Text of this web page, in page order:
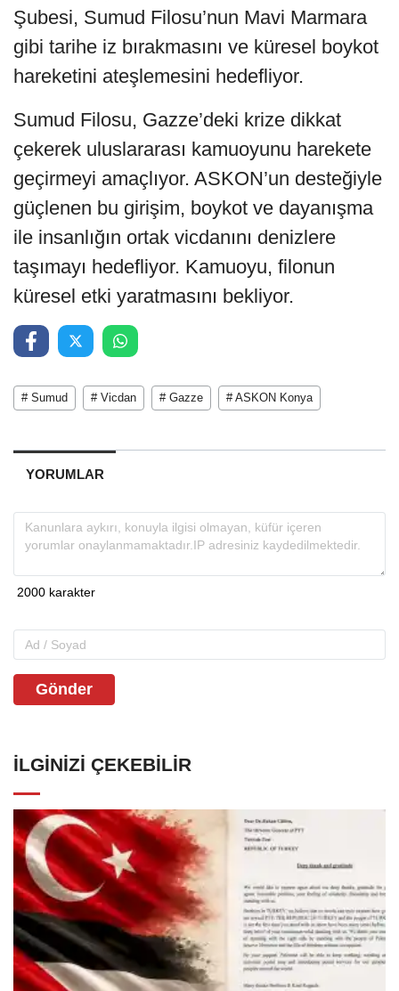
Şubesi, Sumud Filosu’nun Mavi Marmara
gibi tarihe iz bırakmasını ve küresel boykot
hareketini ateşlemesini hedefliyor.
Sumud Filosu, Gazze’deki krize dikkat
çekerek uluslararası kamuoyunu harekete
geçirmeyi amaçlıyor. ASKON’un desteğiyle
güçlenen bu girişim, boykot ve dayanışma
ile insanlığın ortak vicdanını denizlere
taşımayı hedefliyor. Kamuoyu, filonun
küresel etki yaratmasını bekliyor.
# Sumud # Vicdan # Gazze # ASKON Konya
YORUMLAR
Gönder
İLGINIZI ÇEKEBILIR